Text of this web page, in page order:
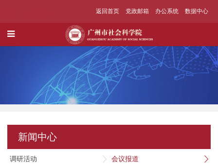
返回首页 党政邮箱 办公系统 数据中心
新闻中心
调研活动 会议报道